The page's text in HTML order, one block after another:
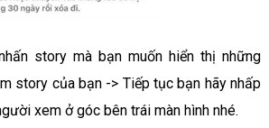
story mà bạn muốn hiển thị những
story của bạn -> Tiếp tục bạn hãy nhấp
xem ở góc bên trái màn hình nhé.